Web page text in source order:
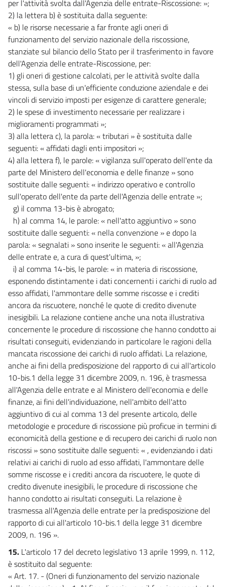
per l'attività svolta dall'Agenzia delle entrate-Riscossione: »;
2) la lettera b) è sostituita dalla seguente:
« b) le risorse necessarie a far fronte agli oneri di
funzionamento del servizio nazionale della riscossione,
stanziate sul bilancio dello Stato per il trasferimento in favore
dell'Agenzia delle entrate-Riscossione, per:
1) gli oneri di gestione calcolati, per le attività svolte dalla
stessa, sulla base di un'efficiente conduzione aziendale e dei
vincoli di servizio imposti per esigenze di carattere generale;
2) le spese di investimento necessarie per realizzare i
miglioramenti programmati »;
3) alla lettera c), la parola: « tributari » è sostituita dalle
seguenti: « affidati dagli enti impositori »;
4) alla lettera f), le parole: « vigilanza sull'operato dell'ente da
parte del Ministero dell'economia e delle finanze » sono
sostituite dalle seguenti: « indirizzo operativo e controllo
sull'operato dell'ente da parte dell'Agenzia delle entrate »;
g) il comma 13-bis è abrogato;
h) al comma 14, le parole: « nell'atto aggiuntivo » sono
sostituite dalle seguenti: « nella convenzione » e dopo la
parola: « segnalati » sono inserite le seguenti: « all'Agenzia
delle entrate e, a cura di quest'ultima, »;
i) al comma 14-bis, le parole: « in materia di riscossione,
esponendo distintamente i dati concernenti i carichi di ruolo ad
esso affidati, l'ammontare delle somme riscosse e i crediti
ancora da riscuotere, nonché le quote di credito divenute
inesigibili. La relazione contiene anche una nota illustrativa
concernente le procedure di riscossione che hanno condotto ai
risultati conseguiti, evidenziando in particolare le ragioni della
mancata riscossione dei carichi di ruolo affidati. La relazione,
anche ai fini della predisposizione del rapporto di cui all'articolo
10-bis.1 della legge 31 dicembre 2009, n. 196, è trasmessa
all'Agenzia delle entrate e al Ministero dell'economia e delle
finanze, ai fini dell'individuazione, nell'ambito dell'atto
aggiuntivo di cui al comma 13 del presente articolo, delle
metodologie e procedure di riscossione più proficue in termini di
economicità della gestione e di recupero dei carichi di ruolo non
riscossi » sono sostituite dalle seguenti: « , evidenziando i dati
relativi ai carichi di ruolo ad esso affidati, l'ammontare delle
somme riscosse e i crediti ancora da riscuotere, le quote di
credito divenute inesigibili, le procedure di riscossione che
hanno condotto ai risultati conseguiti. La relazione è
trasmessa all'Agenzia delle entrate per la predisposizione del
rapporto di cui all'articolo 10-bis.1 della legge 31 dicembre
2009, n. 196 ».
15. L'articolo 17 del decreto legislativo 13 aprile 1999, n. 112,
è sostituito dal seguente:
« Art. 17. - (Oneri di funzionamento del servizio nazionale